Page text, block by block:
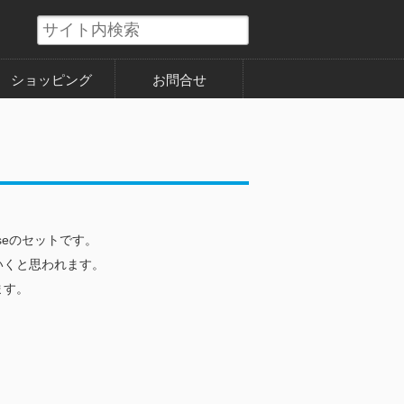
ショッピング お問合せ
セットです。
と思われます。
。